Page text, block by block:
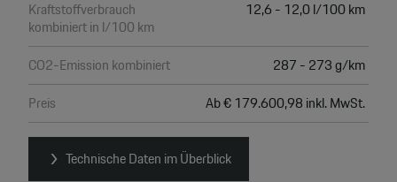
Kraftstoffverbrauch
kombiniert in l/100 km
12,6 - 12,0 l/100 km
CO2-Emission kombiniert
287 - 273 g/km
Preis
Ab € 179.600,98 inkl. MwSt.
Technische Daten im Überblick